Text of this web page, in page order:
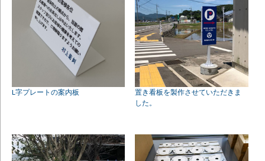
L字プレートの案内板
置き看板を製作させていただきま
した。